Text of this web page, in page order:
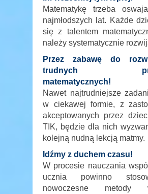
Matematykę trzeba
najmłodszych lat. Każde
się z talentem
należy systematycznie
Przez zabawę do
trudnych
matematycznych!
Nawet najtrudniejsze
w ciekawej formie, z
akceptowanych przez
TIK, będzie dla nich
kolejną nudną lekcją matmy.
Idźmy z duchem czasu!
W procesie nauczania
ucznia powinno
nowoczesne metody